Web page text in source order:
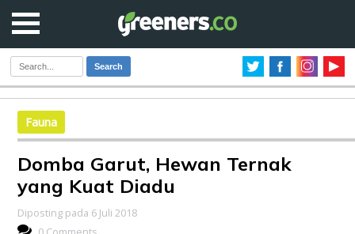
Search
Fauna
Domba Garut, Hewan Ternak
yang Kuat Diadu
Diposting pada 6 Juli 2018